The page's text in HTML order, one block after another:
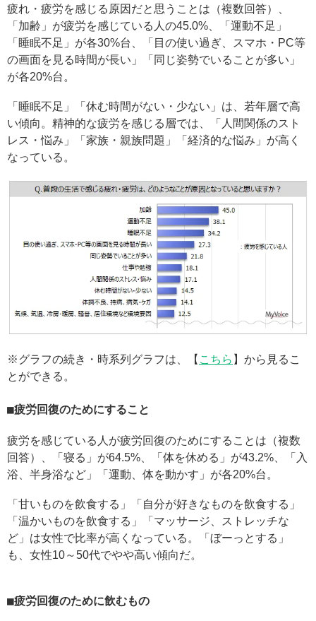
疲れ・疲労を感じる原因だと思うことは（複数回答）、
「加齢」が疲労を感じている人の45.0%、「運動不足」
「睡眠不足」が各30%台、「目の使い過ぎ、スマホ・PC等
の画面を見る時間が長い」「同じ姿勢でいることが多い」
が各20%台。
「睡眠不足」「休む時間がない・少ない」は、若年層で高
い傾向。精神的な疲労を感じる層では、「人間関係のスト
レス・悩み」「家族・親族問題」「経済的な悩み」が高く
なっている。
※グラフの続き・時系列グラフは、【 こちら 】から見るこ
とができる。
疲労回復のためにすること
疲労を感じている人が疲労回復のためにすることは（複数
回答）、「寝る」が64.5%、「体を休める」が43.2%、「入
浴、半身浴など」「運動、体を動かす」が各20%台。
「甘いものを飲食する」「自分が好きなものを飲食する」
「温かいものを飲食する」「マッサージ、ストレッチな
ど」は女性で比率が高くなっている。「ぼーっとする」
も、女性10～50代でやや高い傾向だ。
疲労回復のために飲むもの